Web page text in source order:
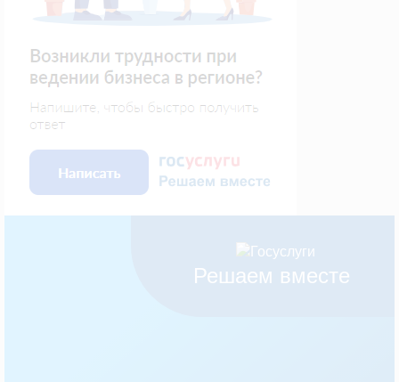
Решаем вместе